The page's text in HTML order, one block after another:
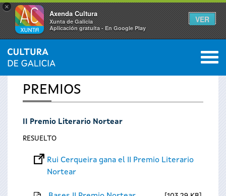
×
Axenda Cultura
Xunta de Galicia
Aplicación gratuíta - En Google Play
VER
Se
encuentra
usted
INICIO 0
PREMIOS
II Premio Literario Nortear
RESUELTO
Rui Cerqueira gana el II Premio Literario
Nortear